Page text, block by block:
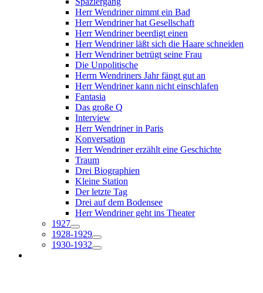
Herr Wendriner nimmt ein Bad
Herr Wendriner hat Gesellschaft
Herr Wendriner beerdigt einen
Herr Wendriner läßt sich die Haare schneiden
Herr Wendriner betrügt seine Frau
Die Unpolitische
Herrn Wendriners Jahr fängt gut an
Herr Wendriner kann nicht einschlafen
Fantasia
Das große Q
Interview
Herr Wendriner in Paris
Konversation
Herr Wendriner erzählt eine Geschichte
Traum
Drei Biographien
Kleine Station
Der letzte Tag
Drei auf dem Bodensee
Herr Wendriner geht ins Theater
1927
1928-1929
1930-1932